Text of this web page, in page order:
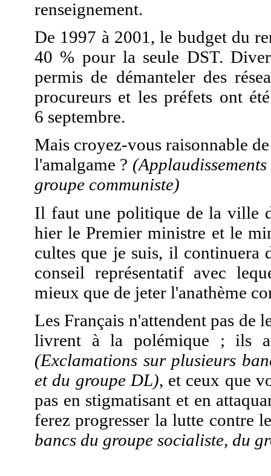
renseignement.
De 1997 à 2001, le budget du
40 % pour la seule DST.
permis de démanteler des
procureurs et les préfets ont
6 septembre.
Mais croyez-vous raisonnable
l'amalgame ?
groupe communiste)
Il faut une politique de la ville
hier le Premier ministre et le
cultes que je suis, il continuera
conseil représentatif avec
mieux que de jeter l'anathème
Les Français n'attendent pas de
livrent à la polémique ; ils
(Exclamations sur plusieurs
et du groupe DL), et ceux que
pas en stigmatisant et en
ferez progresser la lutte contre
bancs du groupe socialiste, du